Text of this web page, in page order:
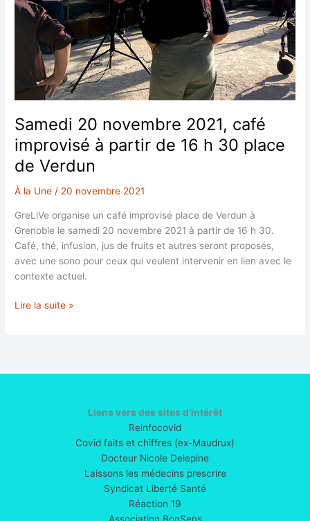
Samedi 20 novembre 2021, café
improvisé à partir de 16 h 30 place
de Verdun
À la Une / 20 novembre 2021
GreLiVe organise un café improvisé place de Verdun à
Grenoble le samedi 20 novembre 2021 à partir de 16 h 30.
Café, thé, infusion, jus de fruits et autres seront proposés,
avec une sono pour ceux qui veulent intervenir en lien avec le
contexte actuel.
Samedi
Lire la suite »
Liens vers des sites d’intérêt
Reinfocovid
Covid faits et chiffres (ex-Maudrux)
Docteur Nicole Delepine
Laissons les médecins prescrire
Syndicat Liberté Santé
Réaction 19
Association BonSens